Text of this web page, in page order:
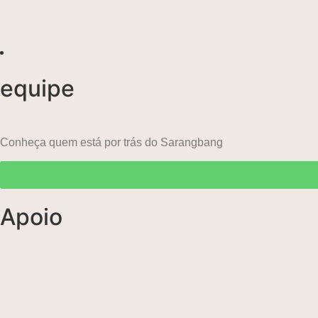
equipe
Conheça quem está por trás do Sarangbang
Apoio